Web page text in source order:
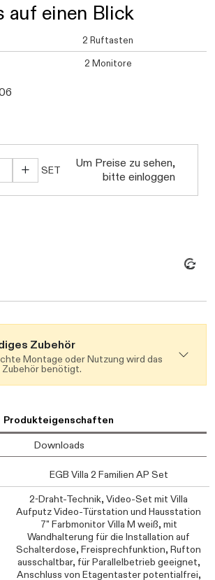
auf einen Blick
2 Ruftasten
2 Monitore
SET
Um Preise zu sehen,
bitte einloggen
Daten werden geladen. Bitte warten...
Zubehör
Montage oder Nutzung wird das
benötigt.
Produkteigenschaften
Downloads
EGB Villa 2 Familien AP Set
2-Draht-Technik, Video-Set mit Villa
Aufputz Video-Türstation und Hausstation
7" Farbmonitor Villa M weiß, mit
Wandhalterung für die Installation auf
Schalterdose, Freisprechfunktion, Rufton
ausschaltbar, für Parallelbetrieb geeignet,
Anschluss von Etagentaster potentialfrei,